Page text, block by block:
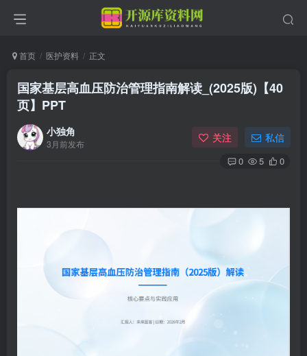
首页 医护资料 正文
国家基层高血压防治管理指南解读_(2025版)【40
页】PPT
小独角
3月前发布 关注 私信
0 5 0